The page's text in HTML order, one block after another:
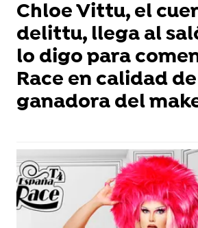
Chloe Vittu, el
delittu, llega al
lo digo para
Race en calidad de
ganadora del